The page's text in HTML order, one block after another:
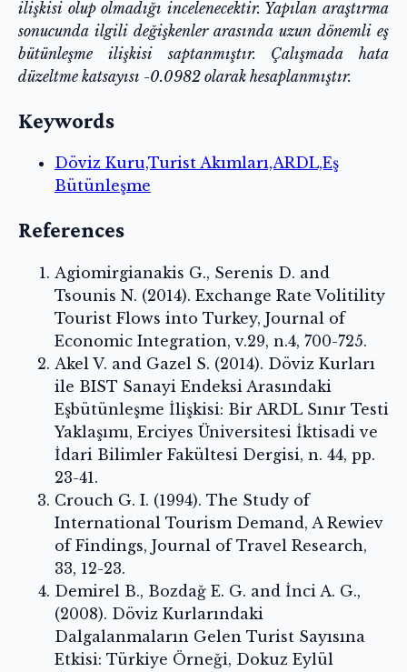
ilişkisi olup olmadığı incelenecektir. Yapılan araştırma
sonucunda ilgili değişkenler arasında uzun dönemli eş
bütünleşme ilişkisi saptanmıştır. Çalışmada hata
düzeltme katsayısı -0.0982 olarak hesaplanmıştır.
Keywords
Döviz Kuru,Turist Akımları,ARDL,Eş
Bütünleşme
References
Agiomirgianakis G., Serenis D. and
Tsounis N. (2014). Exchange Rate Volitility
Tourist Flows into Turkey, Journal of
Economic Integration, v.29, n.4, 700-725.
Akel V. and Gazel S. (2014). Döviz Kurları
ile BIST Sanayi Endeksi Arasındaki
Eşbütünleşme İlişkisi: Bir ARDL Sınır Testi
Yaklaşımı, Erciyes Üniversitesi İktisadi ve
İdari Bilimler Fakültesi Dergisi, n. 44, pp.
23-41.
Crouch G. I. (1994). The Study of
International Tourism Demand, A Rewiev
of Findings, Journal of Travel Research,
33, 12-23.
Demirel B., Bozdağ E. G. and İnci A. G.,
(2008). Döviz Kurlarındaki
Dalgalanmaların Gelen Turist Sayısına
Etkisi: Türkiye Örneği, Dokuz Eylül